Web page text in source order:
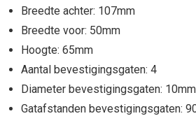
Breedte achter: 107mm
Breedte voor: 50mm
Hoogte: 65mm
Aantal bevestigingsgaten: 4
Diameter bevestigingsgaten: 10mm
Gatafstanden bevestigingsgaten: